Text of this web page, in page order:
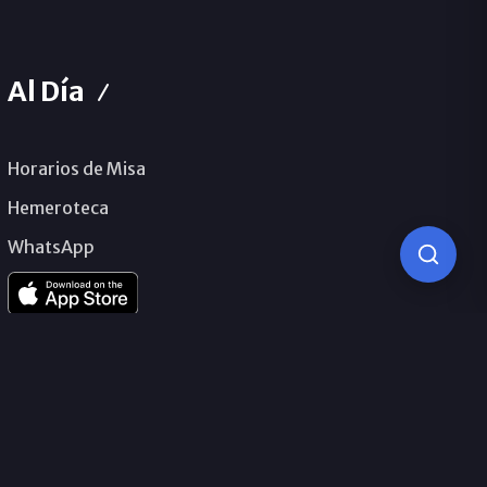
Al Día
Horarios de Misa
Hemeroteca
WhatsApp